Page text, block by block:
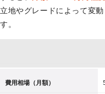
立地やグレードによって変
す。
費用相場（月額）